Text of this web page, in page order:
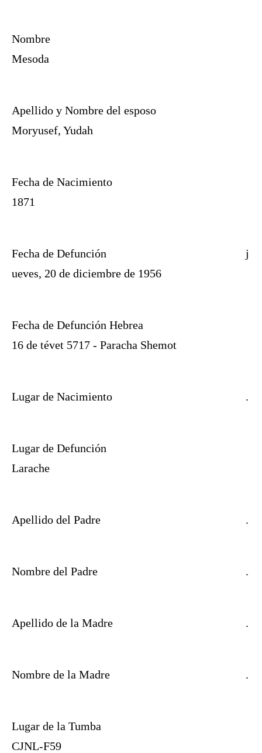
Nombre
Mesoda
Apellido y Nombre del esposo
Moryusef, Yudah
Fecha de Nacimiento
1871
Fecha de Defunción
j
ueves, 20 de diciembre de 1956
Fecha de Defunción Hebrea
16 de tévet 5717 - Paracha Shemot
Lugar de Nacimiento .
Lugar de Defunción
Larache
Apellido del Padre .
Nombre del Padre .
Apellido de la Madre .
Nombre de la Madre .
Lugar de la Tumba
CJNL-F59